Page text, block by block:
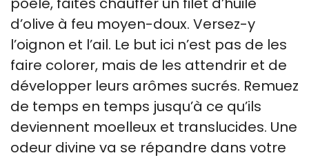
d’olive à feu moyen-doux. Versez-y
l’oignon et l’ail. Le but ici n’est pas de les
faire colorer, mais de les attendrir et de
développer leurs arômes sucrés. Remuez
de temps en temps jusqu’à ce qu’ils
deviennent moelleux et translucides. Une
odeur divine va se répandre dans votre